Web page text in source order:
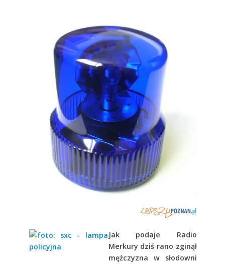
Jak podaje Radio
Merkury dziś rano zginął
mężczyzna w słodowni